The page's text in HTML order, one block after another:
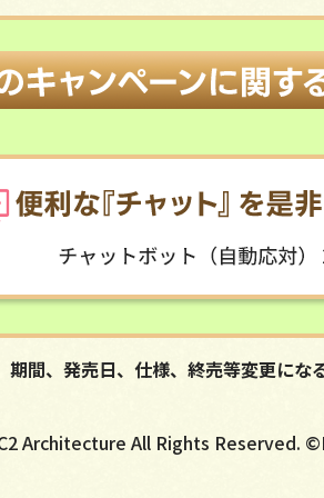
期間、発売日、仕様、終売等変更にな
Architecture All Rights Reserved.